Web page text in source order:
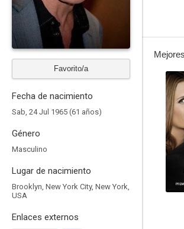
Favorito/a
Fecha de nacimiento
Sab, 24 Jul 1965 (61 años)
Género
Masculino
Lugar de nacimiento
Brooklyn, New York City, New York,
USA
Enlaces externos